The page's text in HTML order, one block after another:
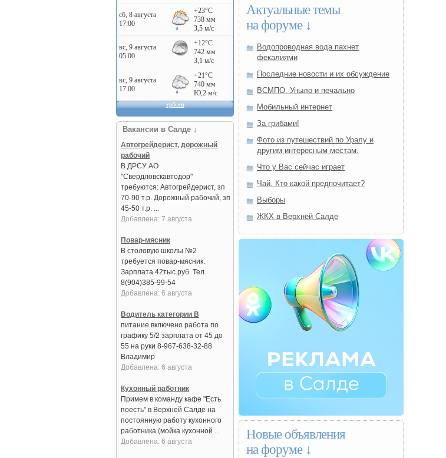
Вакансии в Салде ↓
Автогрейдерист, дорожный
рабочий
В ДРСУ АО
"Свердловскавтодор"
требуются: Автогрейдерист, зп
70-90 т.р. Дорожный рабочий, зп
45-50 т.р. ...
Добавлена: 7 августа
Повар-мясник
В столовую школы №2
требуется повар-мясник.
Зарплата 42тыс.руб. Тел.
8(904)385-99-54
Добавлена: 6 августа
Водитель категории В
питание включено работа по
графику 5/2 зарплата от 45 до
55 на руки 8-967-638-32-88
Владимир
Добавлена: 6 августа
Кухонный работник
Примем в команду кафе "Есть
поесть" в Верхней Салде на
постоянную работу кухонного
работника (мойка кухонной ...
Добавлена: 6 августа
Актуальные темы
на форуме ↓
Водопроводная вода пахнет
фекалиями
Последние новости и их обсуждение
ВСМПО. Уныло и печально
Мобильный интернет
За грибами!
Фото из путешествий по Уралу и
другим интересным местам.
Что у Вас сейчас играет
Чай. Кто какой предпочитает?
Выборы
ЖКХ в Верхней Салде
Новые объявления
на форуме ↓